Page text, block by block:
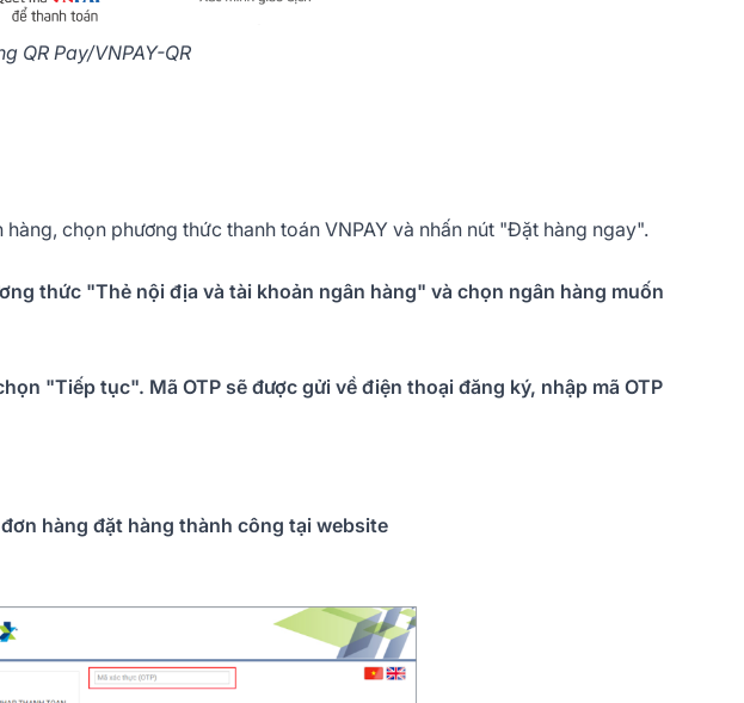
QR Pay/VNPAY-QR
chọn phương thức thanh toán VNPAY và nhấn nút "Đặt hàng ngay".
thức "Thẻ nội địa và tài khoản ngân hàng" và chọn ngân hàng muốn
"Tiếp tục". Mã OTP sẽ được gửi về điện thoại đăng ký, nhập mã OTP
hàng đặt hàng thành công tại website